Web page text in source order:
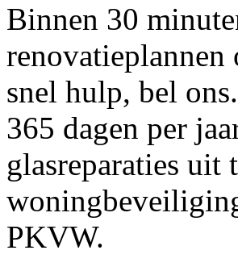
Binnen 30
renovatieplannen
snel hulp, bel
365 dagen per
glasreparaties uit
PKVW.